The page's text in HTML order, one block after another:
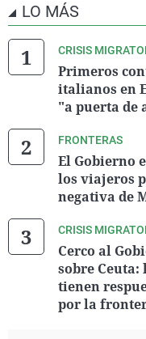
LO MÁS
CRISIS
Primeros
italianos en
"a puerta de
FRONTERAS
El Gobierno
los viajeros
negativa de
CRISIS
Cerco al
sobre Ceuta:
tienen
por la